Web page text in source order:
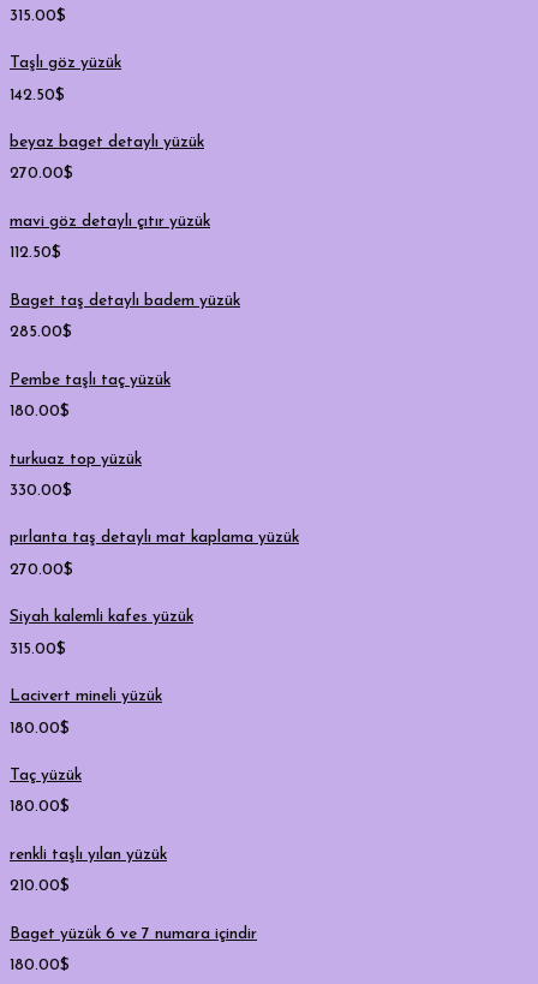
315.00$
Taşlı göz yüzük
142.50$
beyaz baget detaylı yüzük
270.00$
mavi göz detaylı çıtır yüzük
112.50$
Baget taş detaylı badem yüzük
285.00$
Pembe taşlı taç yüzük
180.00$
turkuaz top yüzük
330.00$
pırlanta taş detaylı mat kaplama yüzük
270.00$
Siyah kalemli kafes yüzük
315.00$
Lacivert mineli yüzük
180.00$
Taç yüzük
180.00$
renkli taşlı yılan yüzük
210.00$
Baget yüzük 6 ve 7 numara içindir
180.00$